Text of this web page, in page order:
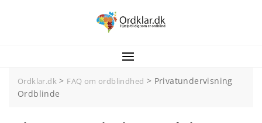
Ordklar.dk > FAQ om ordblindhed > Privatundervisning
Ordblinde